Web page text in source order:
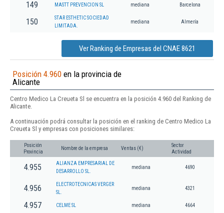
149 MASTT PREVENCION SL mediana Barcelona
150
STAR ESTHETIC SOCIEDAD
LIMITADA.
mediana Almería
Ver Ranking de Empresas del CNAE 8621
Posición 4.960 en la provincia de
Alicante
Centro Medico La Creueta Sl se encuentra en la posición 4.960 del Ranking de
Alicante.
A continuación podrá consultar la posición en el ranking de Centro Medico La
Creueta Sl y empresas con posiciones similares:
Posición
Provincia
Nombre de la empresa Ventas (€)
Sector
Actividad
4.955
ALIANZA EMPRESARIAL DE
DESARROLLO SL.
mediana 4690
4.956
ELECTROTECNICAS VERGER
SL.
mediana 4321
4.957 CELME SL mediana 4664